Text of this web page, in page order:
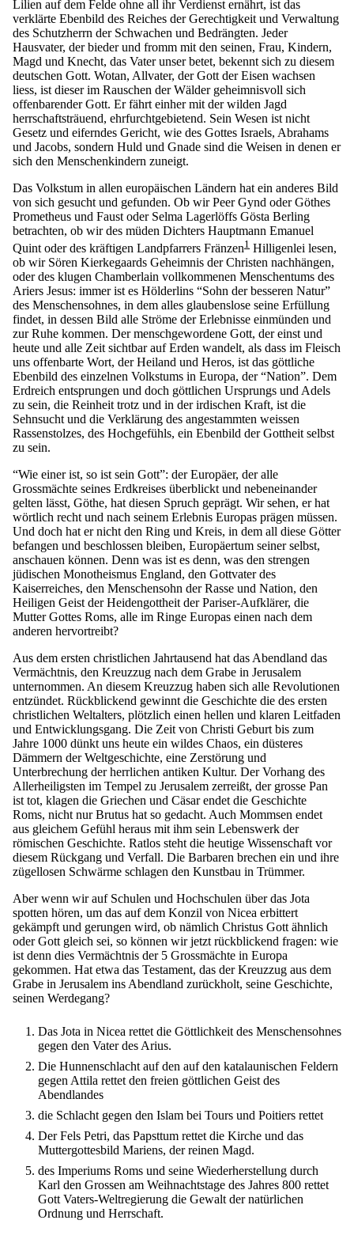
Lilien auf dem Felde ohne all ihr Verdienst ernährt, ist das
verklärte Ebenbild des Reiches der Gerechtigkeit und Verwaltung
des Schutzherrn der Schwachen und Bedrängten. Jeder
Hausvater, der bieder und fromm mit den seinen, Frau, Kindern,
Magd und Knecht, das Vater unser betet, bekennt sich zu diesem
deutschen Gott. Wotan, Allvater, der Gott der Eisen wachsen
liess, ist dieser im Rauschen der Wälder geheimnisvoll sich
offenbarender Gott. Er fährt einher mit der wilden Jagd
herrschaftsträuend, ehrfurchtgebietend. Sein Wesen ist nicht
Gesetz und eiferndes Gericht, wie des Gottes Israels, Abrahams
und Jacobs, sondern Huld und Gnade sind die Weisen in denen er
sich den Menschenkindern zuneigt.
Das Volkstum in allen europäischen Ländern hat ein anderes Bild
von sich gesucht und gefunden. Ob wir Peer Gynd oder Göthes
Prometheus und Faust oder Selma Lagerlöffs Gösta Berling
betrachten, ob wir des müden Dichters Hauptmann Emanuel
Quint oder des kräftigen Landpfarrers Fränzen1 Hilligenlei lesen,
ob wir Sören Kierkegaards Geheimnis der Christen nachhängen,
oder des klugen Chamberlain vollkommenen Menschentums des
Ariers Jesus: immer ist es Hölderlins “Sohn der besseren Natur”
des Menschensohnes, in dem alles glaubenslose seine Erfüllung
findet, in dessen Bild alle Ströme der Erlebnisse einmünden und
zur Ruhe kommen. Der menschgewordene Gott, der einst und
heute und alle Zeit sichtbar auf Erden wandelt, als dass im Fleisch
uns offenbarte Wort, der Heiland und Heros, ist das göttliche
Ebenbild des einzelnen Volkstums in Europa, der “Nation”. Dem
Erdreich entsprungen und doch göttlichen Ursprungs und Adels
zu sein, die Reinheit trotz und in der irdischen Kraft, ist die
Sehnsucht und die Verklärung des angestammten weissen
Rassenstolzes, des Hochgefühls, ein Ebenbild der Gottheit selbst
zu sein.
“Wie einer ist, so ist sein Gott”: der Europäer, der alle
Grossmächte seines Erdkreises überblickt und nebeneinander
gelten lässt, Göthe, hat diesen Spruch geprägt. Wir sehen, er hat
wörtlich recht und nach seinem Erlebnis Europas prägen müssen.
Und doch hat er nicht den Ring und Kreis, in dem all diese Götter
befangen und beschlossen bleiben, Europäertum seiner selbst,
anschauen können. Denn was ist es denn, was den strengen
jüdischen Monotheismus England, den Gottvater des
Kaiserreiches, den Menschensohn der Rasse und Nation, den
Heiligen Geist der Heidengottheit der Pariser-Aufklärer, die
Mutter Gottes Roms, alle im Ringe Europas einen nach dem
anderen hervortreibt?
Aus dem ersten christlichen Jahrtausend hat das Abendland das
Vermächtnis, den Kreuzzug nach dem Grabe in Jerusalem
unternommen. An diesem Kreuzzug haben sich alle Revolutionen
entzündet. Rückblickend gewinnt die Geschichte die des ersten
christlichen Weltalters, plötzlich einen hellen und klaren Leitfaden
und Entwicklungsgang. Die Zeit von Christi Geburt bis zum
Jahre 1000 dünkt uns heute ein wildes Chaos, ein düsteres
Dämmern der Weltgeschichte, eine Zerstörung und
Unterbrechung der herrlichen antiken Kultur. Der Vorhang des
Allerheiligsten im Tempel zu Jerusalem zerreißt, der grosse Pan
ist tot, klagen die Griechen und Cäsar endet die Geschichte
Roms, nicht nur Brutus hat so gedacht. Auch Mommsen endet
aus gleichem Gefühl heraus mit ihm sein Lebenswerk der
römischen Geschichte. Ratlos steht die heutige Wissenschaft vor
diesem Rückgang und Verfall. Die Barbaren brechen ein und ihre
zügellosen Schwärme schlagen den Kunstbau in Trümmer.
Aber wenn wir auf Schulen und Hochschulen über das Jota
spotten hören, um das auf dem Konzil von Nicea erbittert
gekämpft und gerungen wird, ob nämlich Christus Gott ähnlich
oder Gott gleich sei, so können wir jetzt rückblickend fragen: wie
ist denn dies Vermächtnis der 5 Grossmächte in Europa
gekommen. Hat etwa das Testament, das der Kreuzzug aus dem
Grabe in Jerusalem ins Abendland zurückholt, seine Geschichte,
seinen Werdegang?
Das Jota in Nicea rettet die Göttlichkeit des Menschensohnes
gegen den Vater des Arius.
Die Hunnenschlacht auf den auf den katalaunischen Feldern
gegen Attila rettet den freien göttlichen Geist des
Abendlandes
die Schlacht gegen den Islam bei Tours und Poitiers rettet
Der Fels Petri, das Papsttum rettet die Kirche und das
Muttergottesbild Mariens, der reinen Magd.
des Imperiums Roms und seine Wiederherstellung durch
Karl den Grossen am Weihnachtstage des Jahres 800 rettet
Gott Vaters-Weltregierung die Gewalt der natürlichen
Ordnung und Herrschaft.